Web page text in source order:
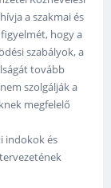
a szakmai és
hogy a
szabályok, a
tovább
szolgálják a
megfelelő
indokok és